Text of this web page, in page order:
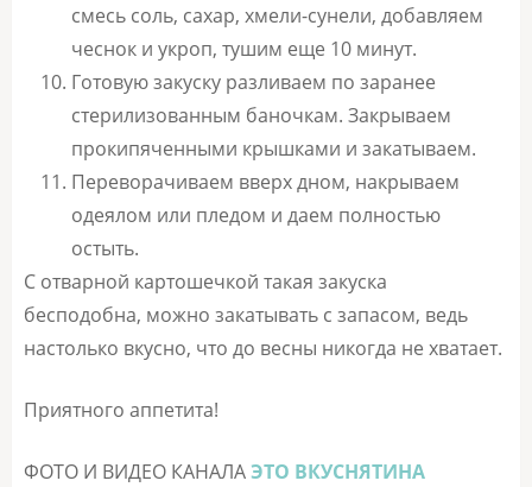
смесь соль, сахар, хмели-сунели, добавляем
чеснок и укроп, тушим еще 10 минут.
Готовую закуску разливаем по заранее
стерилизованным баночкам. Закрываем
прокипяченными крышками и закатываем.
Переворачиваем вверх дном, накрываем
одеялом или пледом и даем полностью
остыть.
С отварной картошечкой такая закуска
бесподобна, можно закатывать с запасом, ведь
настолько вкусно, что до весны никогда не хватает.
Приятного аппетита!
ФОТО И ВИДЕО КАНАЛАЭТО ВКУСНЯТИНА